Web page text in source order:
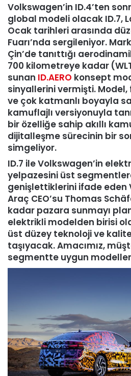
Volkswagen’in ID.4’ten
global modeli olacak ID.7,
Ocak tarihleri arasında
Fuarı’nda sergileniyor.
Çin’de tanıttığı
700 kilometreye kadar
sunan ID.AERO konsept
sinyallerini vermişti. Model,
ve çok katmanlı boyayla
kamuflajlı versiyonuyla
bir özelliğe sahip akıllı
dijitalleşme sürecinin bir
simgeliyor.
ID.7 ile Volkswagen’in
yelpazesini üst
genişlettiklerini ifade eden
Araç CEO’su Thomas
kadar pazara sunmayı
elektrikli modelden birisi
üst düzey teknoloji ve
taşıyacak. Amacımız,
segmentte uygun